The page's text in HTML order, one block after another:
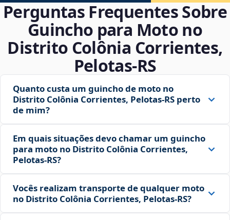
Perguntas Frequentes Sobre
Guincho para Moto no
Distrito Colônia Corrientes,
Pelotas‑RS
Quanto custa um guincho de moto no
Distrito Colônia Corrientes, Pelotas‑RS perto
de mim?
Em quais situações devo chamar um guincho
para moto no Distrito Colônia Corrientes,
Pelotas‑RS?
Vocês realizam transporte de qualquer moto
no Distrito Colônia Corrientes, Pelotas‑RS?